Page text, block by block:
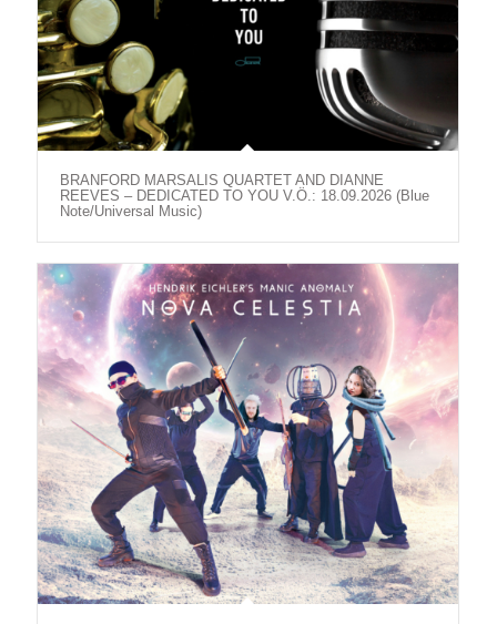
BRANFORD MARSALIS QUARTET AND DIANNE
REEVES – DEDICATED TO YOU V.Ö.: 18.09.2026 (Blue
Note/Universal Music)